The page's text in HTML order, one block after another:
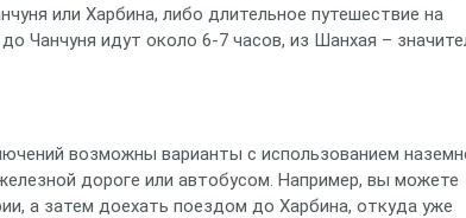
или Харбина, либо длительное путешествие на
Чанчуня идут около 6-7 часов, из Шанхая –
возможны варианты с использованием
дороге или автобусом. Например, вы можете
а затем доехать поездом до Харбина, откуда уже